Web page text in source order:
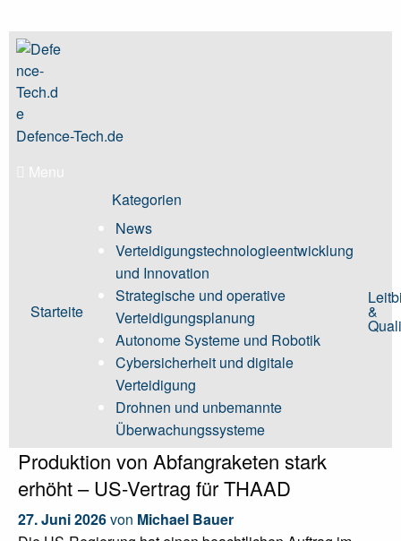
Skip
content
Defence-Tech.de
Menu
Starteite
Kategorien
News
Verteidigungstechnologieentwicklung
und Innovation
Strategische und operative
Verteidigungsplanung
Autonome Systeme und Robotik
Cybersicherheit und digitale
Verteidigung
Drohnen und unbemannte
Überwachungssysteme
&
Produktion von Abfangraketen stark
erhöht – US-Vertrag für THAAD
27. Juni 2026von Michael Bauer